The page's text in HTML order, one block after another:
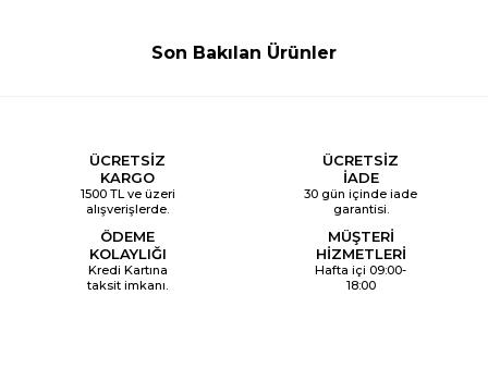
Son Bakılan Ürünler
ÜCRETSİZ
KARGO
1500 TL ve üzeri
alışverişlerde.
ÜCRETSİZ
İADE
30 gün içinde iade
garantisi.
ÖDEME
KOLAYLIĞI
Kredi Kartına
taksit imkanı.
MÜŞTERİ
HİZMETLERİ
Hafta içi 09:00-
18:00